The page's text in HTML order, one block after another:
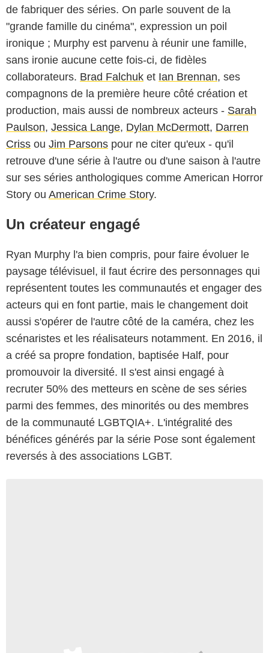
de fabriquer des séries. On parle souvent de la
"grande famille du cinéma", expression un poil
ironique ; Murphy est parvenu à réunir une famille,
sans ironie aucune cette fois-ci, de fidèles
collaborateurs. Brad Falchuk et Ian Brennan, ses
compagnons de la première heure côté création et
production, mais aussi de nombreux acteurs - Sarah
Paulson, Jessica Lange, Dylan McDermott, Darren
Criss ou Jim Parsons pour ne citer qu'eux - qu'il
retrouve d'une série à l'autre ou d'une saison à l'autre
sur ses séries anthologiques comme American Horror
Story ou American Crime Story.
Un créateur engagé
Ryan Murphy l'a bien compris, pour faire évoluer le
paysage télévisuel, il faut écrire des personnages qui
représentent toutes les communautés et engager des
acteurs qui en font partie, mais le changement doit
aussi s'opérer de l'autre côté de la caméra, chez les
scénaristes et les réalisateurs notamment. En 2016, il
a créé sa propre fondation, baptisée Half, pour
promouvoir la diversité. Il s'est ainsi engagé à
recruter 50% des metteurs en scène de ses séries
parmi des femmes, des minorités ou des membres
de la communauté LGBTQIA+. L'intégralité des
bénéfices générés par la série Pose sont également
reversés à des associations LGBT.